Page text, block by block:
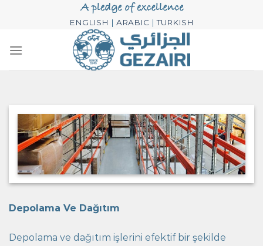
ENGLISH | ARABIC |TURKISH
Depolama Ve Dağıtım
Depolama ve dağıtım işlerini efektif bir şekilde